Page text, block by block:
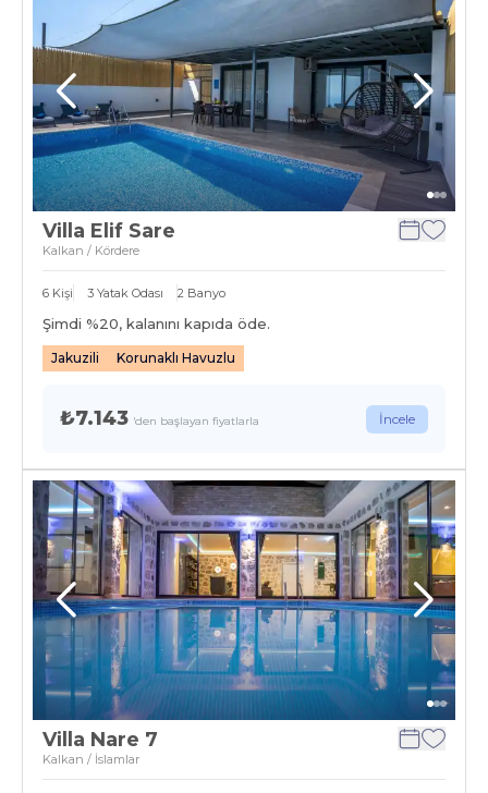
Villa Elif Sare
Kalkan / Kördere
6 Kişi 3 Yatak Odası 2 Banyo
Şimdi %20, kalanını kapıda öde.
Jakuzili Korunaklı Havuzlu
₺7.143 'den başlayan fiyatlarla İncele
Villa Nare 7
Kalkan / İslamlar